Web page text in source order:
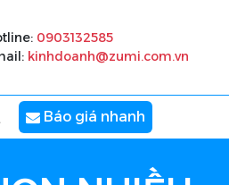
0903132585
kinhdoanh@zumi.com.vn
Báo giá nhanh